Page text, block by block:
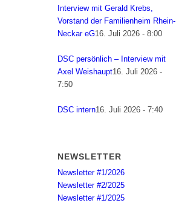
Interview mit Gerald Krebs,
Vorstand der Familienheim Rhein-
Neckar eG16. Juli 2026 - 8:00
DSC persönlich – Interview mit
Axel Weishaupt16. Juli 2026 -
7:50
DSC intern16. Juli 2026 - 7:40
NEWSLETTER
Newsletter #1/2026
Newsletter #2/2025
Newsletter #1/2025